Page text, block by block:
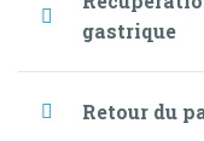
gastrique
Retour du